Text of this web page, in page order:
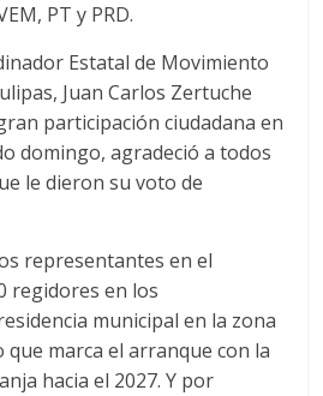
PT y PRD.
Estatal de Movimiento
Juan Carlos Zertuche
participación ciudadana en
domingo, agradeció a todos
le dieron su voto de
representantes en el
regidores en los
municipal en la zona
que marca el arranque con la
hacia el 2027. Y por